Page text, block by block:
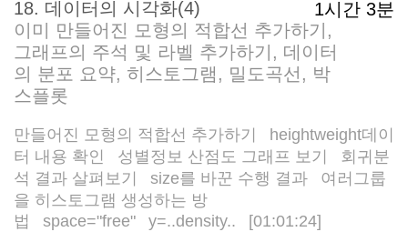
1시간 3분
18. 데이터의 시각화(4)
이미 만들어진 모형의 적합선 추가하기,
그래프의 주석 및 라벨 추가하기, 데이터
의 분포 요약, 히스토그램, 밀도곡선, 박
스플롯
만들어진 모형의 적합선 추가하기
heightweight데이
터 내용 확인
성별정보 산점도 그래프 보기
회귀분
석 결과 살펴보기
size를 바꾼 수행 결과
여러그룹
을 히스토그램 생성하는 방
법
space="free" y=..density..
[01:01:24]